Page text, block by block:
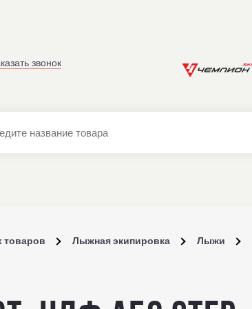
звонок
товаров Лыжная экипировка Лыжи